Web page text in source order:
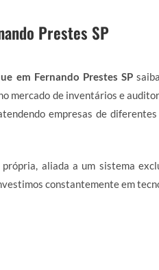
Prestes SP
em Fernando Prestes SP
mercado de inventários e
empresas de
aliada a um sistema
constantemente em